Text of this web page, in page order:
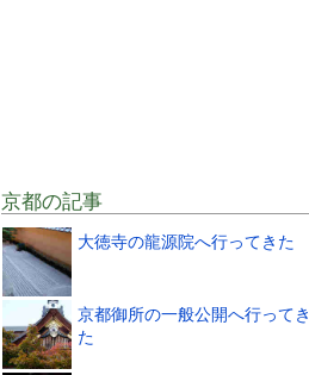
京都の記事
大徳寺の龍源院へ行ってきた
京都御所の一般公開へ行ってき
た